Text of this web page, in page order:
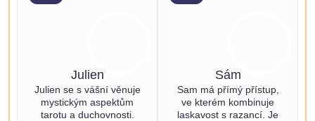
Julien
Julien se s vášní věnuje
mystickým aspektům
tarotu a duchovnosti.
Sám
Sam má přímý přístup,
ve kterém kombinuje
laskavost s razancí. Je